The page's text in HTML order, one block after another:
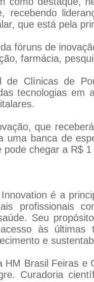
recebendo
que está pela
fóruns de
farmácia,
de Clínicas de
tecnologias
que
uma banca de
chegar a R$
é a
profissionais
Seu
às
e
HM Brasil Feiras
Curadoria